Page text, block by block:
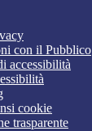
con il Pubblico
accessibilità
cookie
trasparente